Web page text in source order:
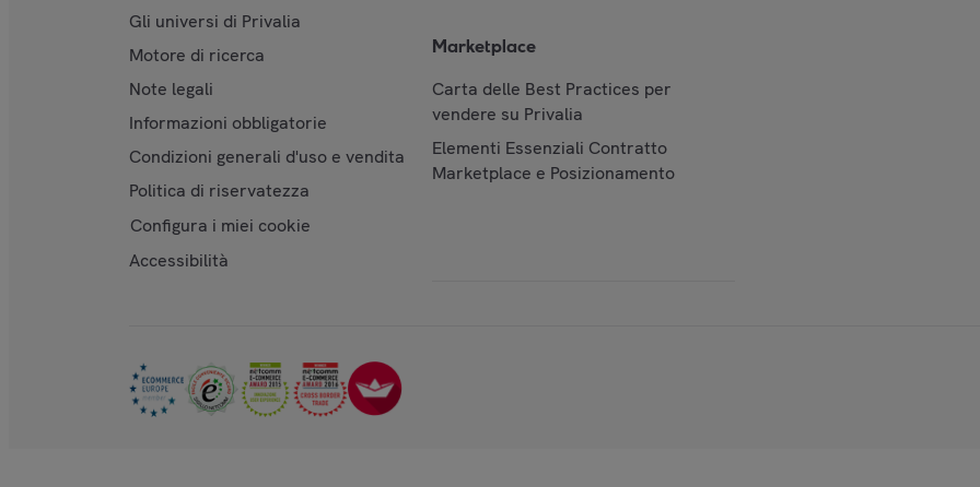
Gli universi di Privalia
Motore di ricerca
Note legali
Informazioni obbligatorie
Condizioni generali d'uso e vendita
Politica di riservatezza
Configura i miei cookie
Accessibilità
Marketplace
Carta delle Best Practices per
vendere su Privalia
Elementi Essenziali Contratto
Marketplace e Posizionamento